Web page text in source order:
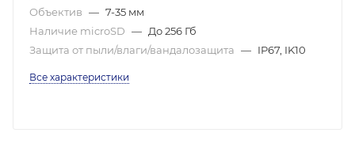
Объектив — 7-35 мм
Наличие microSD — До 256 Гб
Защита от пыли/влаги/вандалозащита — IP67, IK10
Все характеристики